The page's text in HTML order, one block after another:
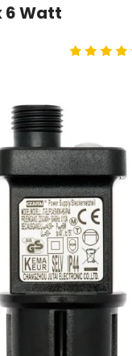
6 Watt